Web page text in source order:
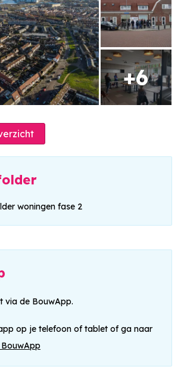
2025
juni 2024
maart 2024
woningen fase 2
via de BouwApp.
op je telefoon of tablet of ga naar